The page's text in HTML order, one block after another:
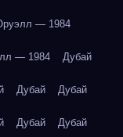
— 1984
— 1984 Дубай
Дубай Дубай
Дубай Дубай